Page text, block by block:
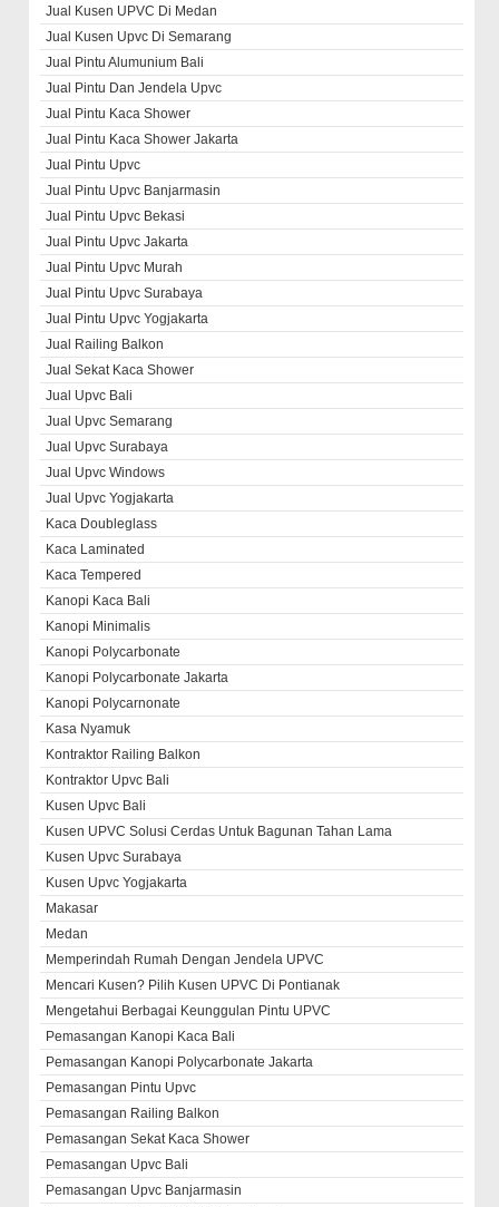
Jual Kusen UPVC Di Medan
Jual Kusen Upvc Di Semarang
Jual Pintu Alumunium Bali
Jual Pintu Dan Jendela Upvc
Jual Pintu Kaca Shower
Jual Pintu Kaca Shower Jakarta
Jual Pintu Upvc
Jual Pintu Upvc Banjarmasin
Jual Pintu Upvc Bekasi
Jual Pintu Upvc Jakarta
Jual Pintu Upvc Murah
Jual Pintu Upvc Surabaya
Jual Pintu Upvc Yogjakarta
Jual Railing Balkon
Jual Sekat Kaca Shower
Jual Upvc Bali
Jual Upvc Semarang
Jual Upvc Surabaya
Jual Upvc Windows
Jual Upvc Yogjakarta
Kaca Doubleglass
Kaca Laminated
Kaca Tempered
Kanopi Kaca Bali
Kanopi Minimalis
Kanopi Polycarbonate
Kanopi Polycarbonate Jakarta
Kanopi Polycarnonate
Kasa Nyamuk
Kontraktor Railing Balkon
Kontraktor Upvc Bali
Kusen Upvc Bali
Kusen UPVC Solusi Cerdas Untuk Bagunan Tahan Lama
Kusen Upvc Surabaya
Kusen Upvc Yogjakarta
Makasar
Medan
Memperindah Rumah Dengan Jendela UPVC
Mencari Kusen? Pilih Kusen UPVC Di Pontianak
Mengetahui Berbagai Keunggulan Pintu UPVC
Pemasangan Kanopi Kaca Bali
Pemasangan Kanopi Polycarbonate Jakarta
Pemasangan Pintu Upvc
Pemasangan Railing Balkon
Pemasangan Sekat Kaca Shower
Pemasangan Upvc Bali
Pemasangan Upvc Banjarmasin